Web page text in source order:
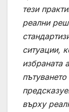
тези
реални
ситуации,
избраната
върху